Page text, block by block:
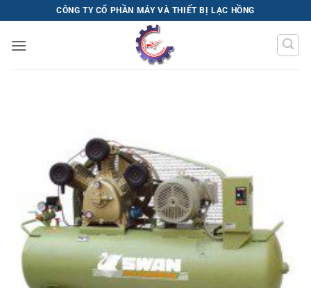
qua
nội
CÔNG TY CỔ PHẦN MÁY VÀ THIẾT BỊ LẠC HỒNG